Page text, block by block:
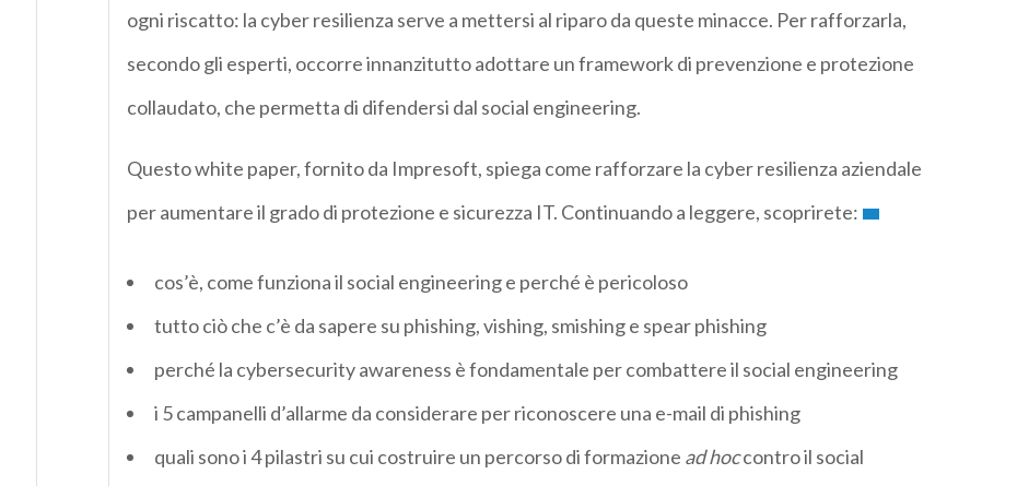
ogni riscatto: la cyber resilienza serve a mettersi al riparo da queste minacce. Per rafforzarla,
secondo gli esperti, occorre innanzitutto adottare un framework di prevenzione e protezione
collaudato, che permetta di difendersi dal social engineering.
Questo white paper, fornito da Impresoft, spiega come rafforzare la cyber resilienza aziendale
per aumentare il grado di protezione e sicurezza IT. Continuando a leggere, scoprirete:
cos’è, come funziona il social engineering e perché è pericoloso
tutto ciò che c’è da sapere su phishing, vishing, smishing e spear phishing
perché la cybersecurity awareness è fondamentale per combattere il social engineering
i 5 campanelli d’allarme da considerare per riconoscere una e-mail di phishing
quali sono i 4 pilastri su cui costruire un percorso di formazione ad hoccontro il social